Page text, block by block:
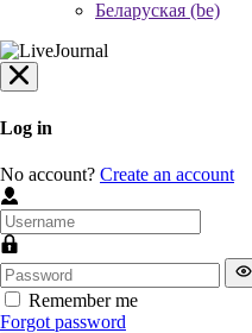
Беларуская (be)
Log in
No account? Create an account
Remember me
Forgot password